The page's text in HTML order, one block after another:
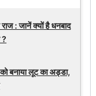
: जानें क्यों है धनबाद
?
बनाया लूट का अड्डा,